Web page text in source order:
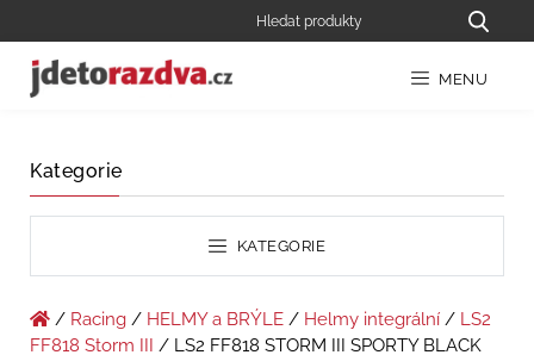
MENU
Kategorie
KATEGORIE
/ Racing / HELMY a BRÝLE / Helmy integrální / LS2
FF818 Storm III
/ LS2 FF818 STORM III SPORTY BLACK